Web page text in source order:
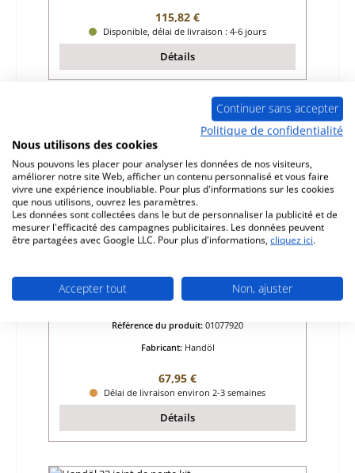
Prix régulier :
115,82 €
Disponible, délai de livraison : 4-6 jours
Détails
Handöl 22 grille de décendrage
Référence du produit: 01077920
Fabricant: Handöl
Prix régulier :
67,95 €
Délai de livraison environ 2-3 semaines
Détails
Continuer sans accepter
Politique de confidentialité
Nous utilisons des cookies
Nous pouvons les placer pour analyser les données de nos visiteurs,
améliorer notre site Web, afficher un contenu personnalisé et vous faire
vivre une expérience inoubliable. Pour plus d'informations sur les cookies
que nous utilisons, ouvrez les paramètres.
Les données sont collectées dans le but de personnaliser la publicité et de
mesurer l'efficacité des campagnes publicitaires. Les données peuvent
être partagées avec Google LLC. Pour plus d'informations, cliquez ici.
Accepter tout Non, ajuster